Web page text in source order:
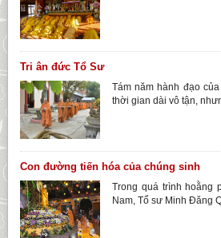
Tri ân đức Tổ Sư
Tám năm hành đạo
thời gian dài vô tận,
Con đường tiến hóa của chúng sinh
Trong quá trình hoằng
Nam, Tổ sư Minh Đăng